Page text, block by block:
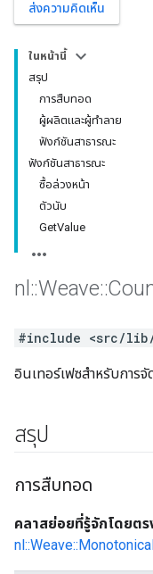
ส่งความคิดเห็น
ในหน้านี้
สรุป
การสืบทอด
ผู้ผลิตและผู้ทำลาย
ฟังก์ชันสาธารณะ
ฟังก์ชันสาธารณะ
ซื้อล่วงหน้า
ตัวนับ
GetValue
nl ::Weave::
#include <src/lib/
อินเทอร์เฟซสำหรับการ
สรุป
การสืบทอด
คลาสย่อยที่รู้จักโดยตร